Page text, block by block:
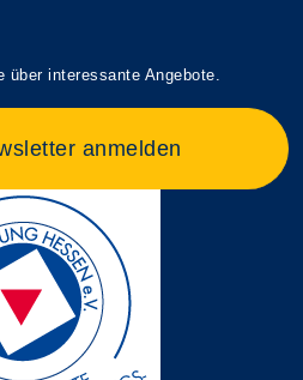
über interessante Angebote.
anmelden